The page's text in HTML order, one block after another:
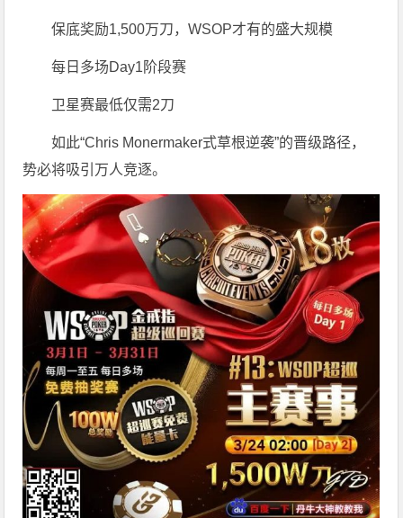
保底奖励1,500万刀，WSOP才有的盛大规模
每日多场Day1阶段赛
卫星赛最低仅需2刀
如此“Chris Monermaker式草根逆袭”的晋级路径，
势必将吸引万人竞逐。